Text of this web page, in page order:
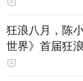
狂浪八月，陈
世界》首届狂
直播即将开启